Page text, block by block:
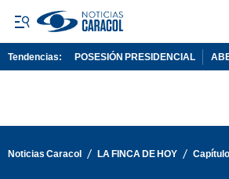
Tendencias: POSESIÓN PRESIDENCIAL
Noticias Caracol / LA FINCA DE HOY /